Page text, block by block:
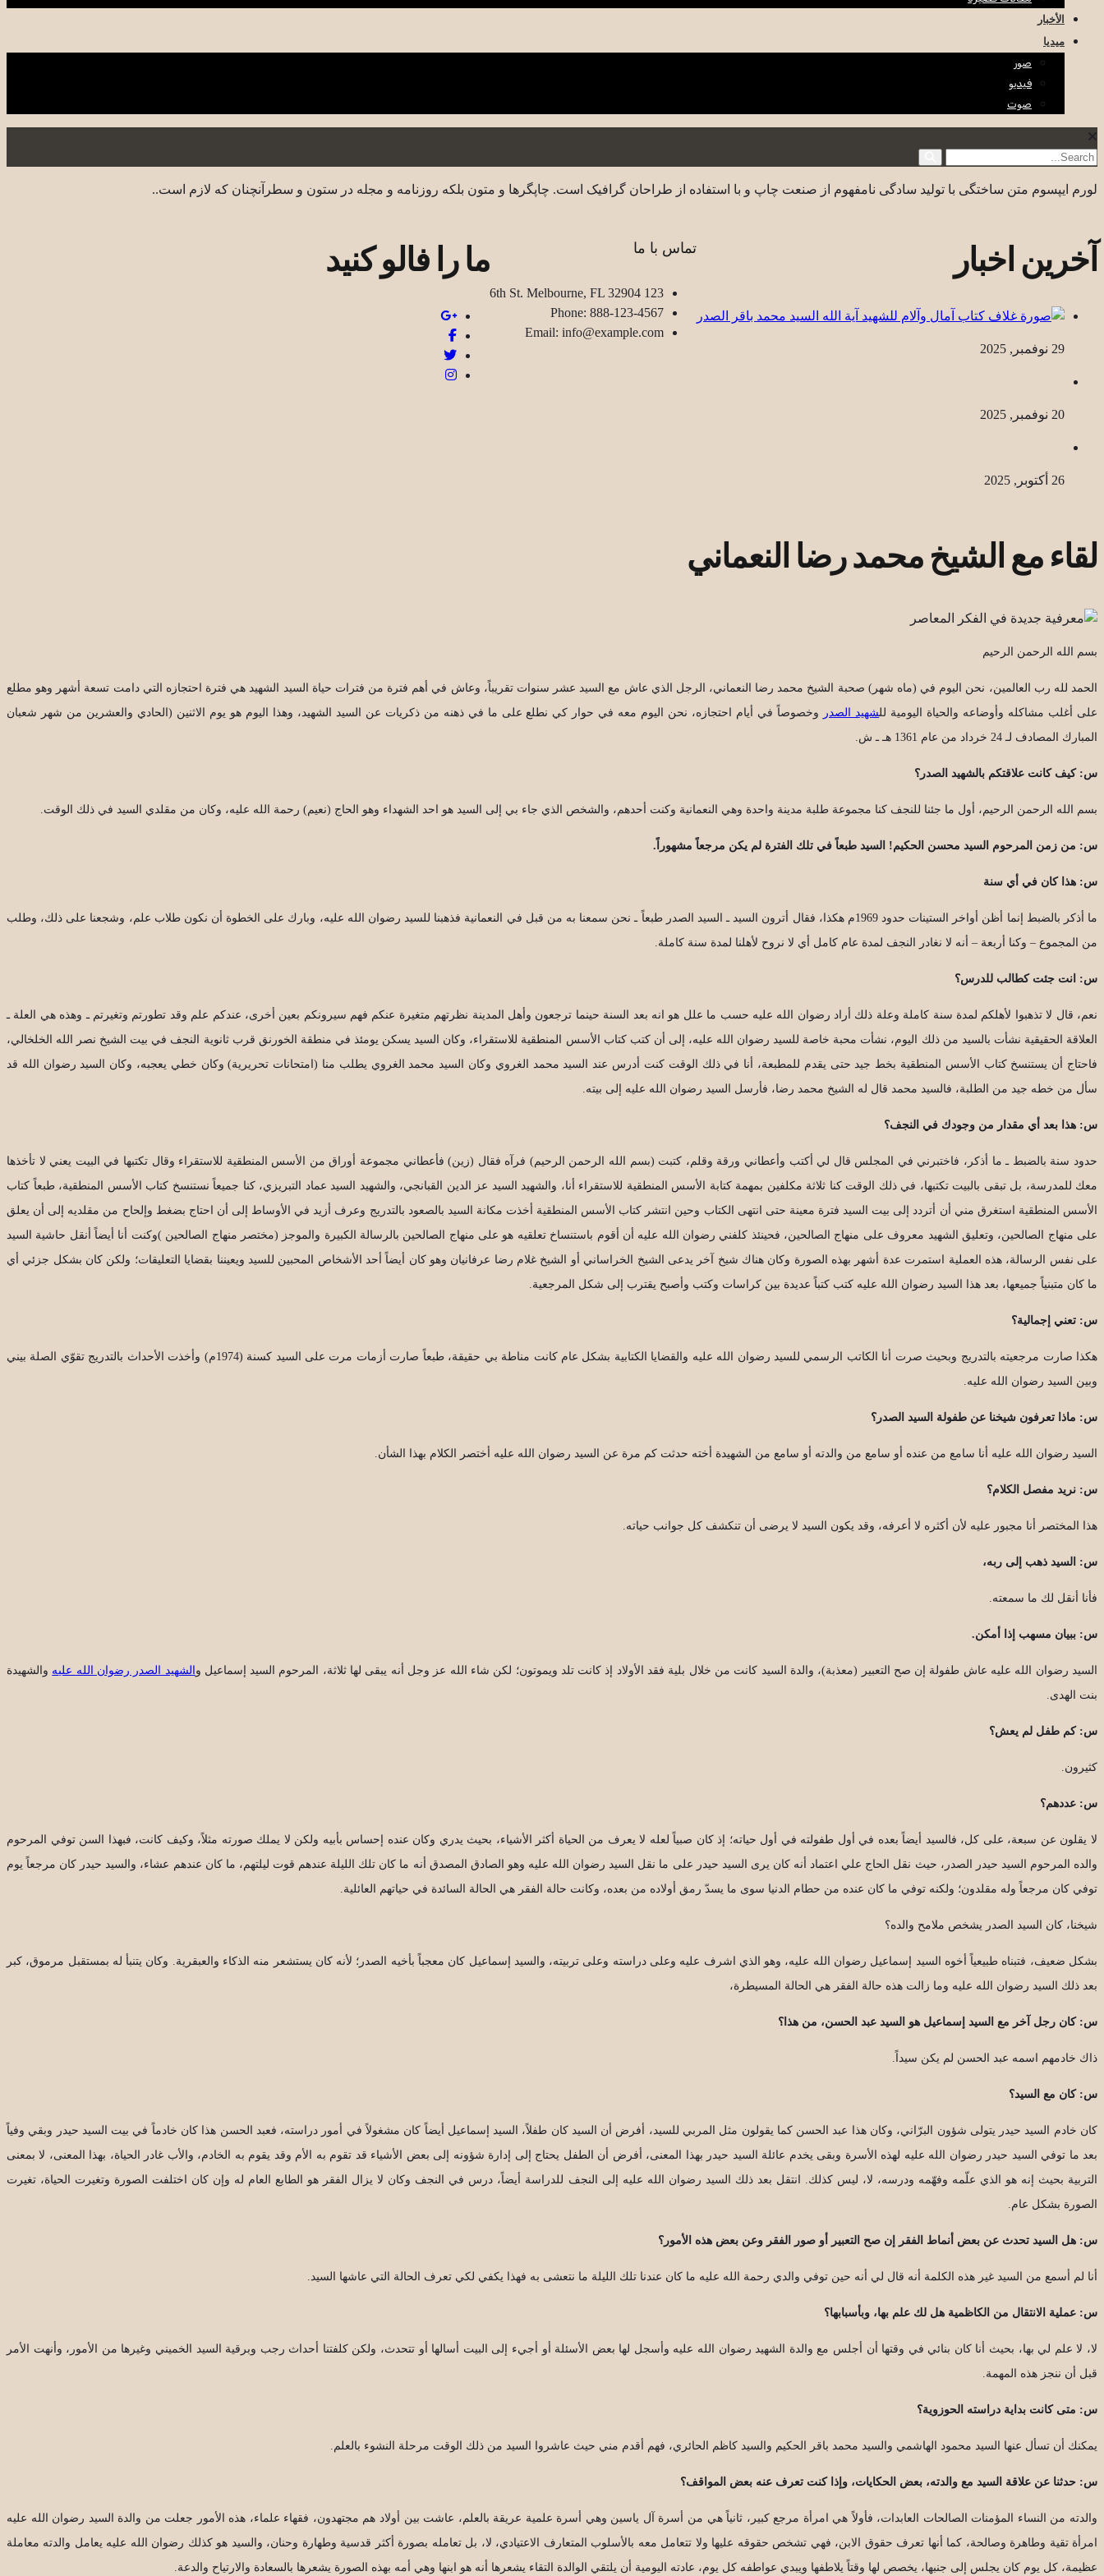
الأخبار
ميديا
صور
فيديو
صوت
لورم ایپسوم متن ساختگی با تولید سادگی نامفهوم از صنعت چاپ و با استفاده از طراحان گرافیک است. چاپگرها و متون بلکه روزنامه و مجله در ستون و سطرآنچنان که لازم است..
آخرین اخبار
29 نوفمبر, 2025
20 نوفمبر, 2025
26 أكتوبر, 2025
تماس با ما
123 6th St. Melbourne, FL 32904
Phone: 888-123-4567
Email: info@example.com
ما را فالو کنید
لقاء مع الشيخ محمد رضا النعماني
بسم الله الرحمن الرحيم
الحمد لله رب العالمين، نحن اليوم في (ماه شهر) صحبة الشيخ محمد رضا النعماني، الرجل الذي عاش مع السيد عشر سنوات تقريباً، وعاش في أهم فترة من فترات حياة السيد الشهيد هي فترة احتجازه التي دامت تسعة أشهر وهو مطلع
على أغلب مشاكله وأوضاعه والحياة اليومية للشهيد الصدر
وخصوصاً في أيام احتجازه، نحن اليوم معه في حوار كي نطلع على ما في ذهنه من ذكريات عن السيد الشهيد، وهذا اليوم هو يوم الاثنين (الحادي والعشرين من شهر شعبان
المبارك المصادف لـ 24 خرداد من عام 1361 هـ ـ ش.
س: كيف كانت علاقتكم بالشهيد الصدر؟
بسم الله الرحمن الرحيم، أول ما جئنا للنجف كنا مجموعة طلبة مدينة واحدة وهي النعمانية وكنت أحدهم، والشخص الذي جاء بي إلى السيد هو احد الشهداء وهو الحاج (نعيم) رحمة الله عليه، وكان من مقلدي السيد في ذلك الوقت.
س: من زمن المرحوم السيد محسن الحكيم! السيد طبعاً في تلك الفترة لم يكن مرجعاً مشهوراً.
س: هذا كان في أي سنة
ما أذكر بالضبط إنما أظن أواخر الستينات حدود 1969م هكذا، فقال أترون السيد ـ السيد الصدر طبعاً ـ نحن سمعنا به من قبل في النعمانية فذهبنا للسيد رضوان الله عليه، وبارك على الخطوة أن نكون طلاب علم، وشجعنا على ذلك، وطلب
من المجموع – وكنا أربعة – أنه لا نغادر النجف لمدة عام كامل أي لا نروح لأهلنا لمدة سنة كاملة.
س: انت جئت كطالب للدرس؟
نعم، قال لا تذهبوا لأهلكم لمدة سنة كاملة وعلة ذلك أراد رضوان الله عليه حسب ما علل هو انه بعد السنة حينما ترجعون وأهل المدينة نظرتهم متغيرة عنكم فهم سيرونكم بعين أخرى، عندكم علم وقد تطورتم وتغيرتم ـ وهذه هي العلة ـ
العلاقة الحقيقية نشأت بالسيد من ذلك اليوم، نشأت محبة خاصة للسيد رضوان الله عليه، إلى أن كتب كتاب الأسس المنطقية للاستقراء، وكان السيد يسكن يومئذ في منطقة الخورنق قرب ثانوية النجف في بيت الشيخ نصر الله الخلخالي،
فاحتاج أن يستنسخ كتاب الأسس المنطقية بخط جيد حتى يقدم للمطبعة، أنا في ذلك الوقت كنت أدرس عند السيد محمد الغروي وكان السيد محمد الغروي يطلب منا (امتحانات تحريرية) وكان خطي يعجبه، وكان السيد رضوان الله قد
سأل من خطه جيد من الطلبة، فالسيد محمد قال له الشيخ محمد رضا، فأرسل السيد رضوان الله عليه إلى بيته.
س: هذا بعد أي مقدار من وجودك في النجف؟
حدود سنة بالضبط ـ ما أذكر، فاختبرني في المجلس قال لي أكتب وأعطاني ورقة وقلم، كتبت (بسم الله الرحمن الرحيم) فرآه فقال (زين) فأعطاني مجموعة أوراق من الأسس المنطقية للاستقراء وقال تكتبها في البيت يعني لا تأخذها
معك للمدرسة، بل تبقى بالبيت تكتبها، في ذلك الوقت كنا ثلاثة مكلفين بمهمة كتابة الأسس المنطقية للاستقراء أنا، والشهيد السيد عز الدين القبانجي، والشهيد السيد عماد التبريزي، كنا جميعاً نستنسخ كتاب الأسس المنطقية، طبعاً كتاب
الأسس المنطقية استغرق مني أن أتردد إلى بيت السيد فترة معينة حتى انتهى الكتاب وحين انتشر كتاب الأسس المنطقية أخذت مكانة السيد بالصعود بالتدريج وعرف أزيد في الأوساط إلى أن احتاج بضغط وإلحاح من مقلديه إلى أن يعلق
على منهاج الصالحين، وتعليق الشهيد معروف على منهاج الصالحين، فحينئذ كلفني رضوان الله عليه أن أقوم باستنساخ تعلقيه هو على منهاج الصالحين بالرسالة الكبيرة والموجز (مختصر منهاج الصالحين )وكنت أنا أيضاً أنقل حاشية السيد
على نفس الرسالة، هذه العملية استمرت عدة أشهر بهذه الصورة وكان هناك شيخ آخر يدعى الشيخ الخراساني أو الشيخ غلام رضا عرفانيان وهو كان أيضاً أحد الأشخاص المحبين للسيد ويعيننا بقضايا التعليقات؛ ولكن كان بشكل جزئي أي
ما كان متبنياً جميعها، بعد هذا السيد رضوان الله عليه كتب كتباً عديدة بين كراسات وكتب وأصبح يقترب إلى شكل المرجعية.
س: تعني إجمالية؟
هكذا صارت مرجعيته بالتدريج وبحيث صرت أنا الكاتب الرسمي للسيد رضوان الله عليه والقضايا الكتابية بشكل عام كانت مناطة بي حقيقة، طبعاً صارت أزمات مرت على السيد كسنة (1974م) وأخذت الأحداث بالتدريج تقوّي الصلة بيني
وبين السيد رضوان الله عليه.
س: ماذا تعرفون شيخنا عن طفولة السيد الصدر؟
السيد رضوان الله عليه أنا سامع من عنده أو سامع من والدته أو سامع من الشهيدة أخته حدثت كم مرة عن السيد رضوان الله عليه أختصر الكلام بهذا الشأن.
س: نريد مفصل الكلام؟
هذا المختصر أنا مجبور عليه لأن أكثره لا أعرفه، وقد يكون السيد لا يرضى أن تنكشف كل جوانب حياته.
س: السيد ذهب إلى ربه،
فأنا أنقل لك ما سمعته.
س: ببيان مسهب إذا أمكن.
السيد رضوان الله عليه عاش طفولة إن صح التعبير (معذبة)، والدة السيد كانت من خلال بلية فقد الأولاد إذ كانت تلد ويموتون؛ لكن شاء الله عز وجل أنه يبقى لها ثلاثة، المرحوم السيد إسماعيل و الشهيد الصدر رضوان الله عليه والشهيدة
بنت الهدى.
س: كم طفل لم يعش؟
كثيرون.
س: عددهم؟
لا يقلون عن سبعة، على كل، فالسيد أيضاً بعده في أول طفولته في أول حياته؛ إذ كان صبياً لعله لا يعرف من الحياة أكثر الأشياء، بحيث يدري وكان عنده إحساس بأبيه ولكن لا يملك صورته مثلاً، وكيف كانت، فبهذا السن توفي المرحوم
والده المرحوم السيد حيدر الصدر، حيث نقل الحاج علي اعتماد أنه كان يرى السيد حيدر على ما نقل السيد رضوان الله عليه وهو الصادق المصدق أنه ما كان تلك الليلة عندهم قوت ليلتهم، ما كان عندهم عشاء، والسيد حيدر كان مرجعاً يوم
توفي كان مرجعاً وله مقلدون؛ ولكنه توفي ما كان عنده من حطام الدنيا سوى ما يسدّ رمق أولاده من بعده، وكانت حالة الفقر هي الحالة السائدة في حياتهم العائلية.
شيخنا، كان السيد الصدر يشخص ملامح والده؟
بشكل ضعيف، فتبناه طبيعياً أخوه السيد إسماعيل رضوان الله عليه، وهو الذي اشرف عليه وعلى دراسته وعلى تربيته، والسيد إسماعيل كان معجباً بأخيه الصدر؛ لأنه كان يستشعر منه الذكاء والعبقرية. وكان يتنبأ له بمستقبل مرموق، كبر
بعد ذلك السيد رضوان الله عليه وما زالت هذه حالة الفقر هي الحالة المسيطرة،
س: كان رجل آخر مع السيد إسماعيل هو السيد عبد الحسن، من هذا؟
ذاك خادمهم اسمه عبد الحسن لم يكن سيداً.
س: كان مع السيد؟
كان خادم السيد حيدر يتولى شؤون البرّاني، وكان هذا عبد الحسن كما يقولون مثل المربي للسيد، أفرض أن السيد كان طفلاً، السيد إسماعيل أيضاً كان مشغولاً في أمور دراسته، فعبد الحسن هذا كان خادماً في بيت السيد حيدر وبقي وفياً
بعد ما توفي السيد حيدر رضوان الله عليه لهذه الأسرة وبقى يخدم عائلة السيد حيدر بهذا المعنى، أفرض أن الطفل يحتاج إلى إدارة شؤونه إلى بعض الأشياء قد تقوم به الأم وقد يقوم به الخادم، والأب غادر الحياة، بهذا المعنى، لا بمعنى
التربية بحيث إنه هو الذي علّمه وفهّمه ودرسه، لا، ليس كذلك. انتقل بعد ذلك السيد رضوان الله عليه إلى النجف للدراسة أيضاً، درس في النجف وكان لا يزال الفقر هو الطابع العام له وإن كان اختلفت الصورة وتغيرت الحياة، تغيرت
الصورة بشكل عام.
س: هل السيد تحدث عن بعض أنماط الفقر إن صح التعبير أو صور الفقر وعن بعض هذه الأمور؟
أنا لم أسمع من السيد غير هذه الكلمة أنه قال لي أنه حين توفي والدي رحمة الله عليه ما كان عندنا تلك الليلة ما نتعشى به فهذا يكفي لكي تعرف الحالة التي عاشها السيد.
س: عملية الانتقال من الكاظمية هل لك علم بها، وبأسبابها؟
لا، لا علم لي بها، بحيث أنا كان بنائي في وقتها أن أجلس مع والدة الشهيد رضوان الله عليه وأسجل لها بعض الأسئلة أو أجيء إلى البيت أسالها أو تتحدث، ولكن كلفتنا أحداث رجب وبرقية السيد الخميني وغيرها من الأمور، وأنهت الأمر
قبل أن ننجز هذه المهمة.
س: متى كانت بداية دراسته الحوزوية؟
يمكنك أن تسأل عنها السيد محمود الهاشمي والسيد محمد باقر الحكيم والسيد كاظم الحائري، فهم أقدم مني حيث عاشروا السيد من ذلك الوقت مرحلة النشوء بالعلم.
س: حدثنا عن علاقة السيد مع والدته، بعض الحكايات، وإذا كنت تعرف عنه بعض المواقف؟
والدته من النساء المؤمنات الصالحات العابدات، فأولاً هي امرأة مرجع كبير، ثانياً هي من أسرة آل ياسين وهي أسرة علمية عريقة بالعلم، عاشت بين أولاد هم مجتهدون، فقهاء علماء، هذه الأمور جعلت من والدة السيد رضوان الله عليه
امرأة تقية وطاهرة وصالحة، كما أنها تعرف حقوق الابن، فهي تشخص حقوقه عليها ولا تتعامل معه بالأسلوب المتعارف الاعتيادي، لا، بل تعامله بصورة أكثر قدسية وطهارة وحنان، والسيد هو كذلك رضوان الله عليه يعامل والدته معاملة
عظيمة، كل يوم كان يجلس إلى جنبها، يخصص لها وقتاً يلاطفها ويبدي عواطفه كل يوم، عادته اليومية أن يلتقي الوالدة التقاء يشعرها أنه هو ابنها وهي أمه بهذه الصورة يشعرها بالسعادة والارتياح والدعة.